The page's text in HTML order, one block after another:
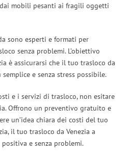
mobili pesanti ai fragili oggetti
sono esperti e formati per
senza problemi. L’obiettivo
è assicurarsi che il tuo trasloco da
e senza stress possibile.
e i servizi di trasloco, non esitare
Offrono un preventivo gratuito e
un’idea chiara dei costi del tuo
il tuo trasloco da Venezia a
positiva e senza problemi.